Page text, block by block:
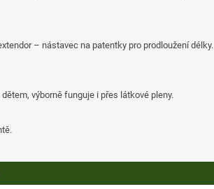
– nástavec na patentky pro prodloužení délky.
výborně funguje i přes látkové pleny.